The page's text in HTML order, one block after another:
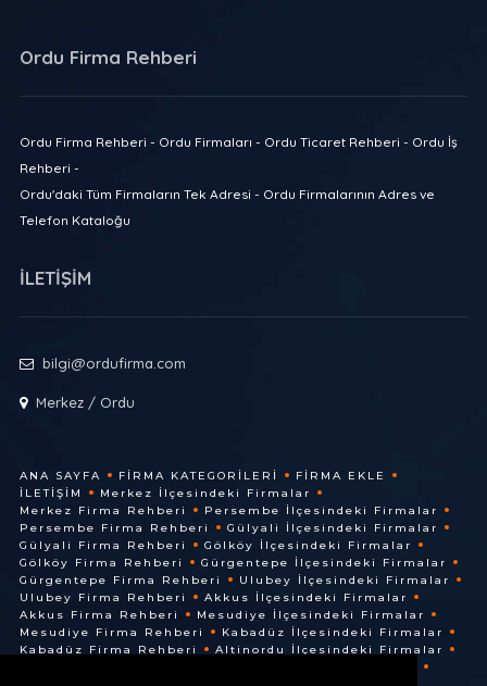
Ordu Firma Rehberi
Ordu Firma Rehberi - Ordu Firmaları - Ordu Ticaret Rehberi - Ordu İş
Rehberi -
Ordu'daki Tüm Firmaların Tek Adresi - Ordu Firmalarının Adres ve
Telefon Kataloğu
İLETİŞİM
bilgi@ordufirma.com
Merkez / Ordu
ANA SAYFA FIRMA KATEGORILERI
FIRMA EKLE
İLETIŞIM
Merkez İlçesindeki Firmalar
Merkez Firma Rehberi
Persembe İlçesindeki Firmalar
Persembe Firma Rehberi
Gülyali İlçesindeki Firmalar
Gülyali Firma Rehberi
Gölköy İlçesindeki Firmalar
Gölköy Firma Rehberi
Gürgentepe İlçesindeki Firmalar
Gürgentepe Firma Rehberi
Ulubey İlçesindeki Firmalar
Ulubey Firma Rehberi
Akkus İlçesindeki Firmalar
Akkus Firma Rehberi
Mesudiye İlçesindeki Firmalar
Mesudiye Firma Rehberi
Kabadüz İlçesindeki Firmalar
Kabadüz Firma Rehberi
Altinordu İlçesindeki Firmalar